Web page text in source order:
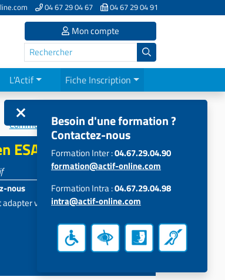
04 67 29 04 67 04 67 29 04 91
Mon compte
L'Actif Fiche Inscription
Communication et marketing social
nous
Participants
5 à 15
adapter votre projet
Besoin d'une formation ?
Contactez-nous
Formation Inter :04.67.29.04.90
formation@actif-online.com
Formation Intra :04.67.29.04.98
intra@actif-online.com